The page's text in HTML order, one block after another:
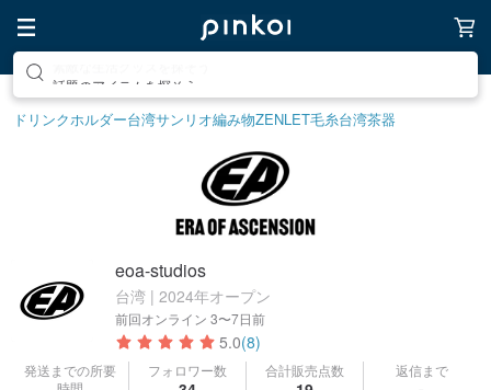
ドリンクホルダー台湾サンリオ編み物ZENLET毛糸台湾茶器
eoa-studios
台湾 | 2024年オープン
前回オンライン 3〜7日前
5.0(8)
発送までの所要
フォロワー数 合計販売点数 返信まで